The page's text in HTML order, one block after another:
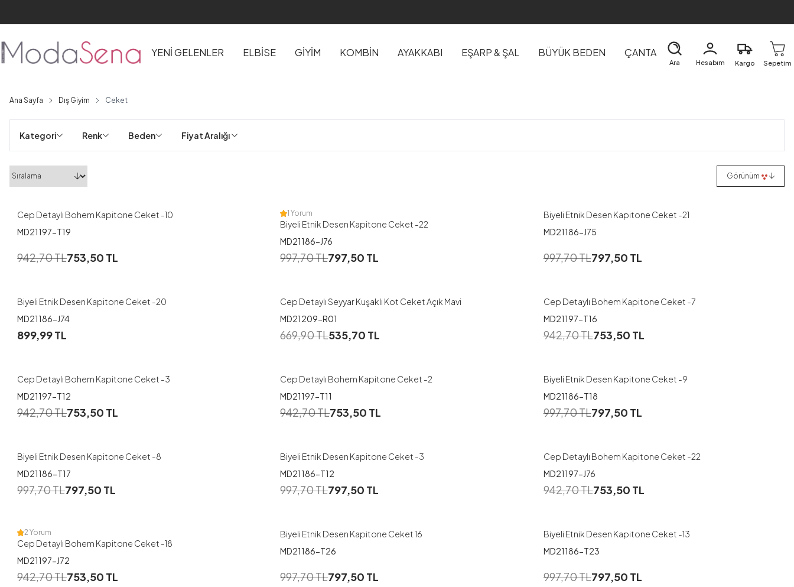
YENİ GELENLER ELBİSE GİYİM KOMBİN AYAKKABI EŞARP & ŞAL BÜYÜK BEDEN ÇANTA DIŞ GİYİM EV&TEKSTİL
Ara Hesabım Kargo Sepetim
Ana Sayfa Dış Giyim Ceket
Kategori Renk Beden Fiyat Aralığı
Görünüm
Cep Detaylı Bohem Kapitone Ceket -10
MD21197-T19
942,70TL753,50 TL
1 Yorum
Biyeli Etnik Desen Kapitone Ceket -22
MD21186-J76
997,70TL797,50 TL
Biyeli Etnik Desen Kapitone Ceket -21
MD21186-J75
997,70TL797,50 TL
Biyeli Etnik Desen Kapitone Ceket -20
MD21186-J74
899,99TL
Cep Detaylı Seyyar Kuşaklı Kot Ceket Açık Mavi
MD21209-R01
669,90TL535,70 TL
Cep Detaylı Bohem Kapitone Ceket -7
MD21197-T16
942,70TL753,50 TL
Cep Detaylı Bohem Kapitone Ceket -3
MD21197-T12
942,70TL753,50 TL
Cep Detaylı Bohem Kapitone Ceket -2
MD21197-T11
942,70TL753,50 TL
Biyeli Etnik Desen Kapitone Ceket -9
MD21186-T18
997,70TL797,50 TL
Biyeli Etnik Desen Kapitone Ceket -8
MD21186-T17
997,70TL797,50 TL
Biyeli Etnik Desen Kapitone Ceket -3
MD21186-T12
997,70TL797,50 TL
Cep Detaylı Bohem Kapitone Ceket -22
MD21197-J76
942,70TL753,50 TL
2 Yorum
Cep Detaylı Bohem Kapitone Ceket -18
MD21197-J72
942,70TL753,50 TL
Biyeli Etnik Desen Kapitone Ceket 16
MD21186-T26
997,70TL797,50 TL
Biyeli Etnik Desen Kapitone Ceket -13
MD21186-T23
997,70TL797,50 TL